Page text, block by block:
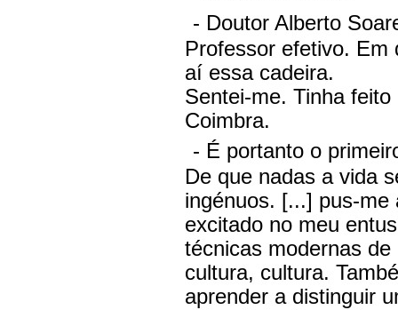
- Doutor Alberto
Professor efetivo. Em
aí essa cadeira.
Sentei-me. Tinha
Coimbra.
- É portanto o
De que nadas a vida
ingénuos. [...] pus-me
excitado no meu
técnicas modernas
cultura, cultura.
aprender a distinguir